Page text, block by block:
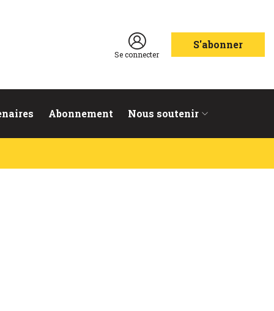
Se connecter
S'abonner
Abonnement Nous soutenir